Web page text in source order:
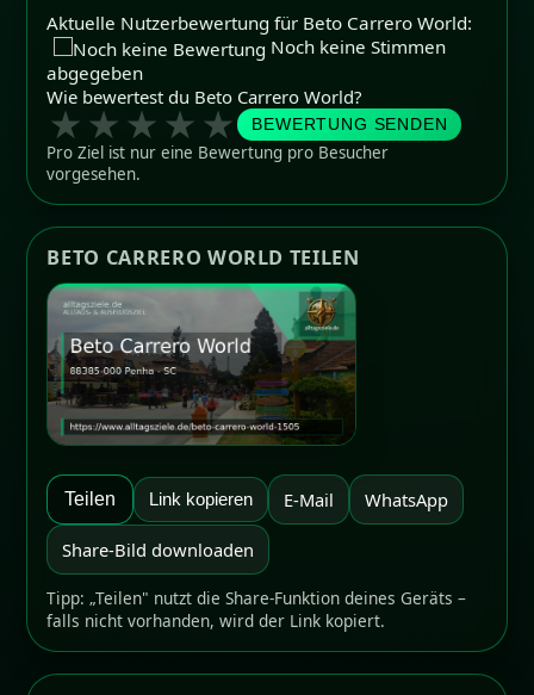
Aktuelle Nutzerbewertung für Beto Carrero World:
Noch keine Stimmen
abgegeben
Wie bewertest du Beto Carrero World?
★
★
★
★
★ BEWERTUNG SENDEN
Pro Ziel ist nur eine Bewertung pro Besucher
vorgesehen.
BETO CARRERO WORLD TEILEN
Teilen Link kopieren E-Mail WhatsApp
Share-Bild downloaden
Tipp: „Teilen" nutzt die Share-Funktion deines Geräts –
falls nicht vorhanden, wird der Link kopiert.